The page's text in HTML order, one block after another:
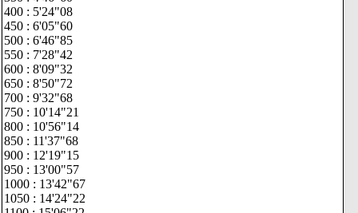
400 : 5'24"08
450 : 6'05"60
500 : 6'46"85
550 : 7'28"42
600 : 8'09"32
650 : 8'50"72
700 : 9'32"68
750 : 10'14"21
800 : 10'56"14
850 : 11'37"68
900 : 12'19"15
950 : 13'00"57
1000 : 13'42"67
1050 : 14'24"22